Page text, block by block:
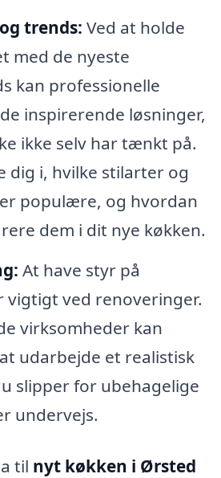
trends: Ved at holde
med de nyeste
kan professionelle
inspirerende løsninger,
ikke selv har tænkt på.
dig i, hvilke stilarter og
populære, og hvordan
dem i dit nye køkken.
At have styr på
vigtigt ved renoveringer.
virksomheder kan
udarbejde et realistisk
slipper for ubehagelige
undervejs.
til nyt køkken i Ørsted